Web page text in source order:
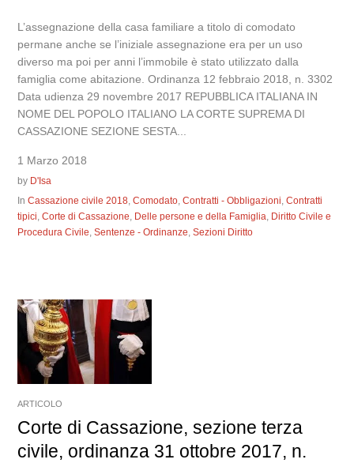
L’assegnazione della casa familiare a titolo di comodato
permane anche se l’iniziale assegnazione era per un uso
diverso ma poi per anni l’immobile è stato utilizzato dalla
famiglia come abitazione. Ordinanza 12 febbraio 2018, n. 3302
Data udienza 29 novembre 2017 REPUBBLICA ITALIANA IN
NOME DEL POPOLO ITALIANO LA CORTE SUPREMA DI
CASSAZIONE SEZIONE SESTA...
1 Marzo 2018
by D'Isa
InCassazione civile 2018,Comodato,Contratti - Obbligazioni,Contratti
tipici,Corte di Cassazione, Delle persone e della Famiglia, Diritto Civile e
Procedura Civile,Sentenze - Ordinanze,Sezioni Diritto
ARTICOLO
Corte di Cassazione, sezione terza
civile, ordinanza 31 ottobre 2017, n.